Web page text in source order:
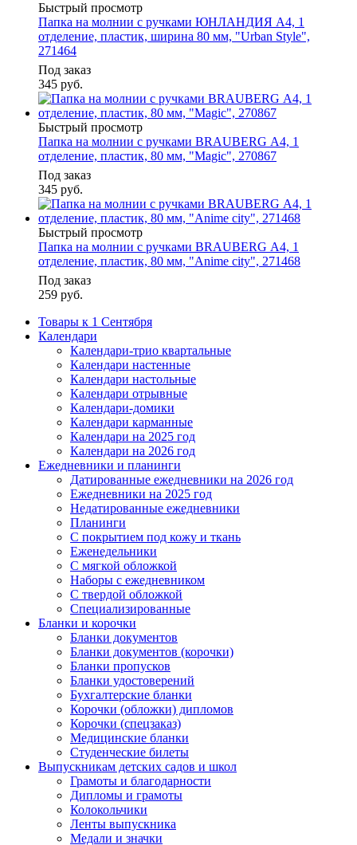
Быстрый просмотр
Папка на молнии с ручками ЮНЛАНДИЯ А4, 1
отделение, пластик, ширина 80 мм, "Urban Style",
271464
Под заказ
345 руб.
Быстрый просмотр
Папка на молнии с ручками BRAUBERG А4, 1
отделение, пластик, 80 мм, "Magic", 270867
Под заказ
345 руб.
Быстрый просмотр
Папка на молнии с ручками BRAUBERG А4, 1
отделение, пластик, 80 мм, "Anime city", 271468
Под заказ
259 руб.
Товары к 1 Сентября
Календари
Календари-трио квартальные
Календари настенные
Календари настольные
Календари отрывные
Календари-домики
Календари карманные
Календари на 2025 год
Календари на 2026 год
Ежедневники и планинги
Датированные ежедневники на 2026 год
Ежедневники на 2025 год
Недатированные ежедневники
Планинги
С покрытием под кожу и ткань
Еженедельники
С мягкой обложкой
Наборы с ежедневником
С твердой обложкой
Специализированные
Бланки и корочки
Бланки документов
Бланки документов (корочки)
Бланки пропусков
Бланки удостоверений
Бухгалтерские бланки
Корочки (обложки) дипломов
Корочки (спецзаказ)
Медицинские бланки
Студенческие билеты
Выпускникам детских садов и школ
Грамоты и благодарности
Дипломы и грамоты
Колокольчики
Ленты выпускника
Медали и значки